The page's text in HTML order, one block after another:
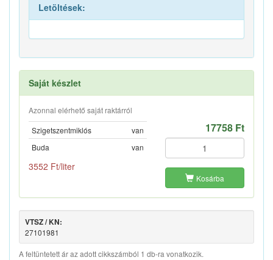
Letöltések:
Saját készlet
Azonnal elérhető saját raktárról
Szigetszentmiklós
van
Buda
van
3552 Ft/liter
17758 Ft
Kosárba
VTSZ / KN:
27101981
A feltüntetett ár az adott cikkszámból 1 db-ra vonatkozik.